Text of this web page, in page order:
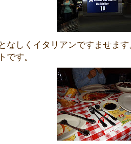
なしくイタリアンですませま
です。